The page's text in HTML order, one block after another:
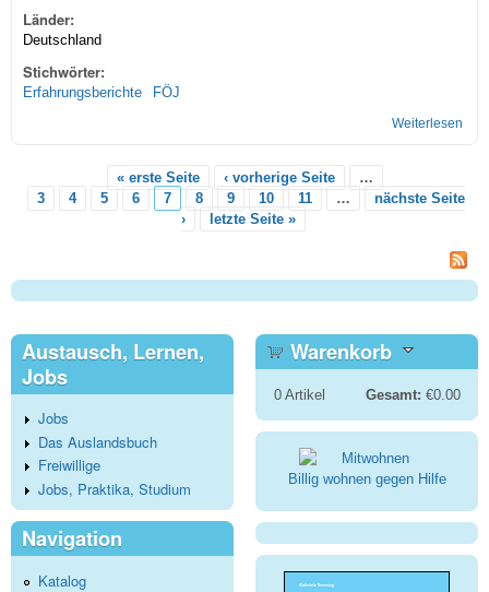
Länder:
Deutschland
Stichwörter:
Erfahrungsberichte FÖJ
Weiterlesen
Seiten
« erste Seite ‹ vorherige Seite
…
3
4 5 6 7 8 9 10 11 …
nächste Seite
›
letzte Seite »
Austausch, Lernen,
Jobs
Jobs
Das Auslandsbuch
Freiwillige
Jobs, Praktika, Studium
Navigation
Katalog
Warenkorb
0Artikel Gesamt: €0.00
Billig wohnen gegen Hilfe